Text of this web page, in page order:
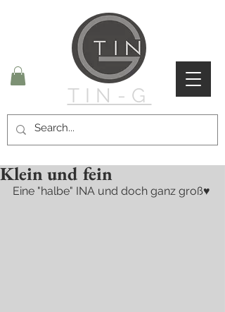
TIN-G
Klein und fein
Eine "halbe" INA und doch ganz groß♥